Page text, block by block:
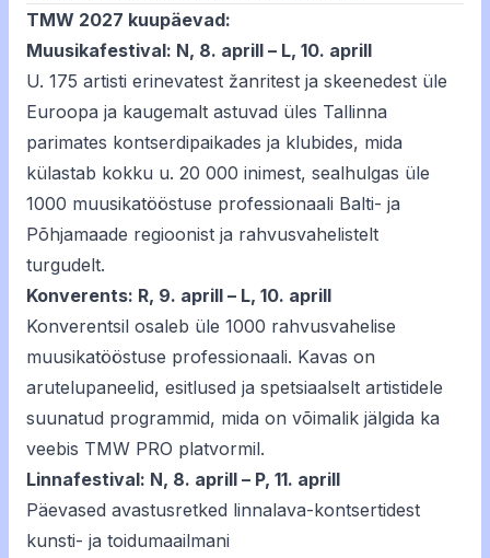
TMW 2027 kuupäevad:
Muusikafestival: N, 8. aprill – L, 10. aprill
U. 175 artisti erinevatest žanritest ja skeenedest üle
Euroopa ja kaugemalt astuvad üles Tallinna
parimates kontserdipaikades ja klubides, mida
külastab kokku u. 20 000 inimest, sealhulgas üle
1000 muusikatööstuse professionaali Balti- ja
Põhjamaade regioonist ja rahvusvahelistelt
turgudelt.
Konverents: R, 9. aprill – L, 10. aprill
Konverentsil osaleb üle 1000 rahvusvahelise
muusikatööstuse professionaali. Kavas on
arutelupaneelid, esitlused ja spetsiaalselt artistidele
suunatud programmid, mida on võimalik jälgida ka
veebis TMW PRO platvormil.
Linnafestival: N, 8. aprill – P, 11. aprill
Päevased avastusretked linnalava-kontsertidest
kunsti- ja toidumaailmani